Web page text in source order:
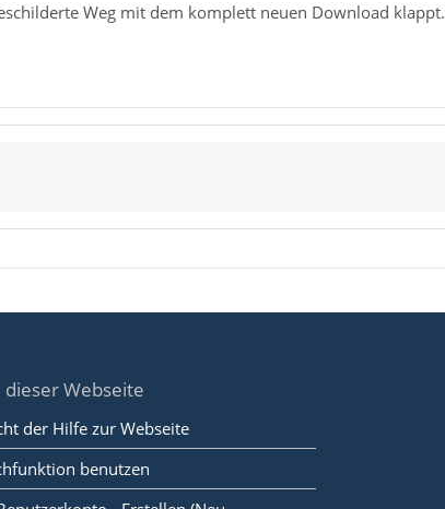
Weg mit dem komplett neuen Download klappt.
dieser Webseite
der Hilfe zur Webseite
benutzen